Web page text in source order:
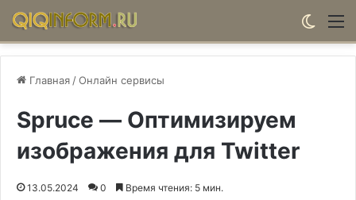
Главная /Онлайн сервисы
Spruce — Оптимизируем
изображения для Twitter
13.05.2024 0 Время чтения: 5 мин.